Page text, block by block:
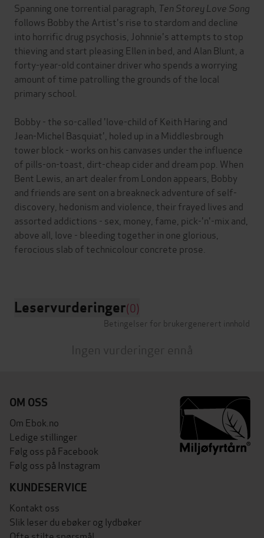
Spanning one torrential paragraph, Ten Storey Love Song
follows Bobby the Artist's rise to stardom and decline
into horrific drug psychosis, Johnnie's attempts to stop
thieving and start pleasing Ellen in bed, and Alan Blunt, a
forty-year-old container driver who spends a worrying
amount of time patrolling the grounds of the local
primary school.
Bobby - the so-called 'love-child of Keith Haring and
Jean-Michel Basquiat', holed up in a Middlesbrough
tower block - works on his canvases under the influence
of pills-on-toast, dirt-cheap cider and dream pop. When
Bent Lewis, an art dealer from London appears, Bobby
and friends are sent on a breakneck adventure of self-
discovery, hedonism and violence, their frayed lives and
assorted addictions - sex, money, fame, pick-'n'-mix and,
above all, love - bleeding together in one glorious,
ferocious slab of technicolour concrete prose.
Leservurderinger(0)
Betingelser for brukergenerert innhold
Ingen vurderinger ennå
OM OSS
Om Ebok.no
Ledige stillinger
Følg oss på Facebook
Følg oss på Instagram
KUNDESERVICE
Kontakt oss
Slik leser du ebøker og lydbøker